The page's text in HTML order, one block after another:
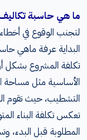
ما هي حاسبة
لتجنب الوقوع في
البداية عرفة ماهي
تكلفة المشروع بشكل
الأساسية مثل مساحة
التشطيب، حيث تقوم
تعكس تكلفة البناء
المطلوبة قبل البدء،